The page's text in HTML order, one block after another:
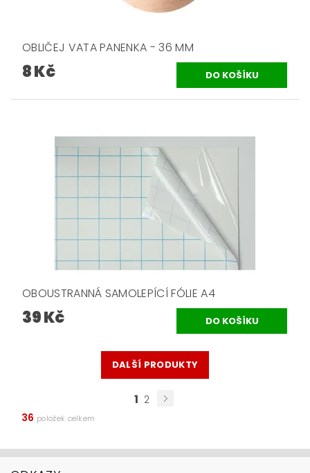
OBLIČEJ VATA PANENKA - 36 MM
8 Kč
OBOUSTRANNÁ SAMOLEPÍCÍ FÓLIE A4
39 Kč
DALŠÍ PRODUKTY
1 2
36 položek celkem